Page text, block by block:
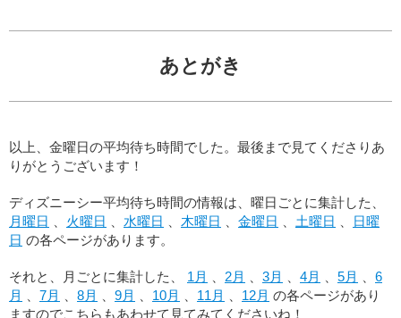
あとがき
以上、金曜日の平均待ち時間でした。最後まで見てくださりあ
りがとうございます！
ディズニーシー平均待ち時間の情報は、曜日ごとに集計した、
月曜日
火曜日 水曜日 木曜日 金曜日 土曜日
日曜
日 の各ページがあります。
それと、月ごとに集計した、 1月 2月 3月 4月 5月
6
月
7月 8月 9月 10月 11月 12月 の各ページがあり
ますのでこちらもあわせて見てみてくださいね！